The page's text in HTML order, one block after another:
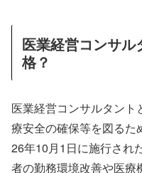
医業経営コンサ
格？
医業経営コンサルタン
療安全の確保等を図るた
26年10月1日に施行され
者の勤務環境改善や医療